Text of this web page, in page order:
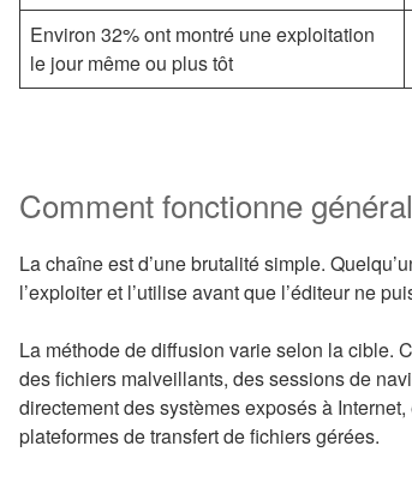
Environ 32% ont montré une exploitation
le jour même ou plus tôt
Comment fonctionne
La chaîne est d’une brutalité simple.
l’exploiter et l’utilise avant que l’éditeur ne
La méthode de diffusion varie selon la cible.
des fichiers malveillants, des sessions de
directement des systèmes exposés à
plateformes de transfert de fichiers gérées.